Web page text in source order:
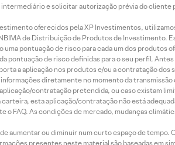
e solicitar autorização prévia do cliente
oferecidos pela XP Investimentos,
de Distribuição de Produtos de Investimento.
pontuação de risco para cada um dos produtos
pontuação de risco definidas para o seu perfil.
a aplicação nos produtos e/ou a contratação dos
diretamente no momento da transmissão
contratação pretendida, ou caso existam
esta aplicação/contratação não está
FAQ. As condições de mercado, mudanças
aumentar ou diminuir num curto espaço de tempo.
presentes neste material são baseadas em